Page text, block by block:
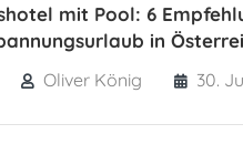
mit Pool: 6
in
Oliver König 30.